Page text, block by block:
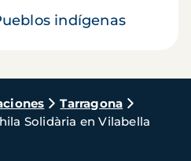
indígenas
Tarragona
Solidària en Vilabella